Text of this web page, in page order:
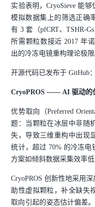
实验表明，CryoSieve 能
模拟数据集上的筛选正确
有 3 套（pfCRT、TSHR-
所需颗粒数接近 2017 年
出的冷冻电镜重构理论极限
开源代码已发布于 GitHub
CryoPROS —— AI 驱动的
优势取向（Preferred
题：当颗粒在冰层中非随
失，导致三维重构中出现
统计，超过 70% 的冷冻
方案如倾斜数据采集效率
CryoPROS 创新性地采用
助性虚拟颗粒，补全缺失
取向引起的姿态估计偏差